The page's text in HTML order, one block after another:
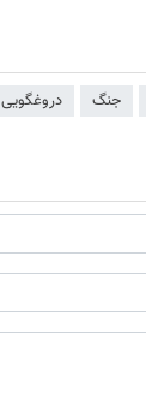
جنگ دروغگویی